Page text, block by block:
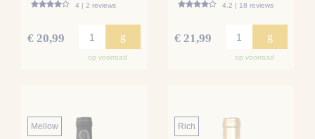
4 | 2 reviews
€ 20,99 g
op voorraad
4.2 | 18 reviews
€ 21,99 g
op voorraad
Mellow Rich